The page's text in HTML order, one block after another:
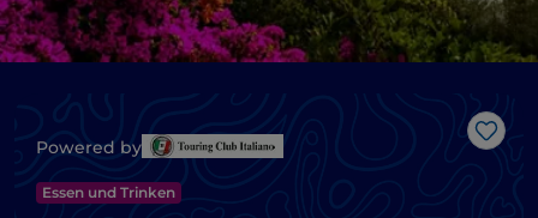
Like
Powered by
Essen und Trinken